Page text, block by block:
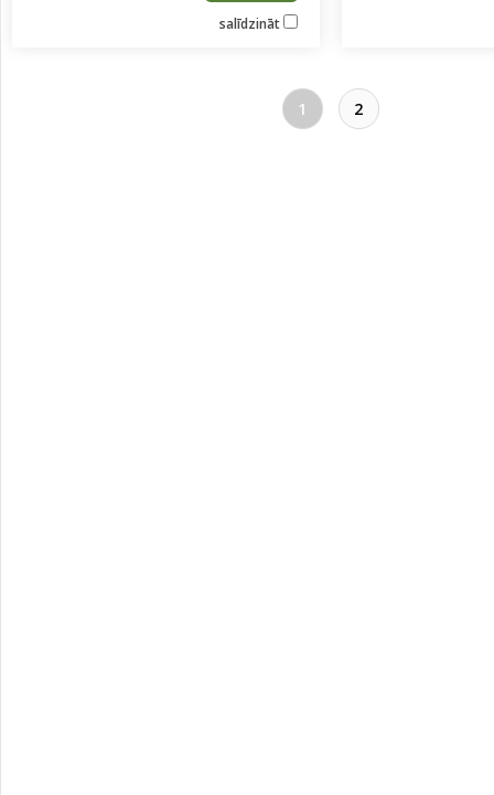
salīdzināt
1 2